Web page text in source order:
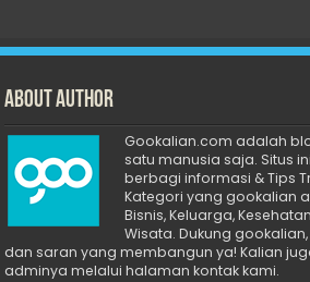
About Author
Gookalian.com adalah
satu manusia saja. Situs
berbagi informasi & Tips
Kategori yang gookalian
Bisnis, Keluarga,
Wisata. Dukung
dan saran yang membangun ya! Kalian
adminya melalui halaman kontak kami.